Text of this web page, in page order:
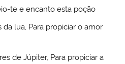
te e encanto esta poção
lua, Para propiciar o amor
de Júpiter, Para propiciar a